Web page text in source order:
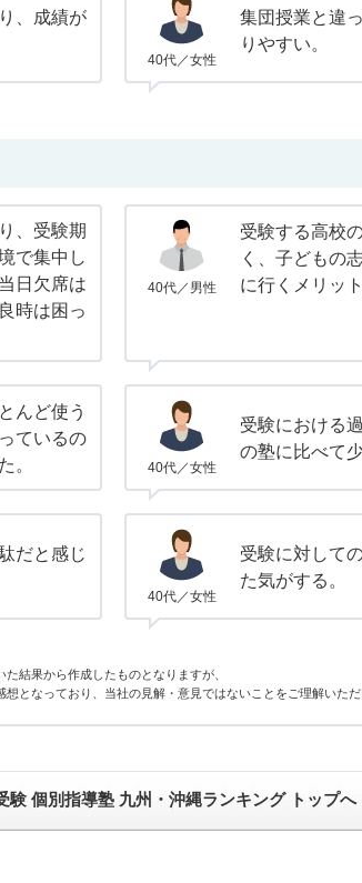
、成績が
40代／女性
集団授業と違
りやすい。
、受験期
で集中し
日欠席は
時は困っ
40代／男性
受験する高校
く、子どもの
に行くメリッ
んど使う
ているの
。
40代／女性
受験における
の塾に比べて
だと感じ
40代／女性
受験に対して
た気がする。
結果から作成したものとなりますが、
となっており、当社の見解・意見ではないことをご理解いただ
験 個別指導塾 九州・沖縄ランキング トップへ